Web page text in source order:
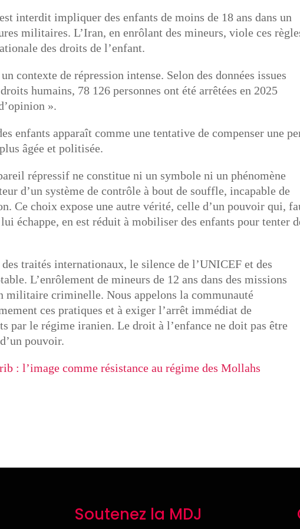
interdit impliquer des enfants de moins de 18 ans dans un
militaires. L’Iran, en enrôlant des mineurs, viole ces
des droits de l’enfant.
contexte de répression intense. Selon des données issues
humains, 78 126 personnes ont été arrêtées en 2025
».
enfants apparaît comme une tentative de compenser une
âgée et politisée.
répressif ne constitue ni un symbole ni un phénomène
d’un système de contrôle à bout de souffle, incapable de
Ce choix expose une autre vérité, celle d’un pouvoir qui,
échappe, en est réduit à mobiliser des enfants pour tenter
traités internationaux, le silence de l’UNICEF et des
L’enrôlement de mineurs de 12 ans dans des missions
militaire criminelle. Nous appelons la communauté
ces pratiques et à exiger l’arrêt immédiat de
par le régime iranien. Le droit à l’enfance ne doit pas être
pouvoir.
: l’image comme résistance au régime des Mollahs
Soutenez la MDJ